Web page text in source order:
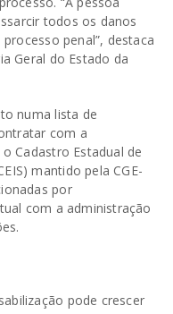
todos os danos
penal”, destaca
Geral do Estado da
numa lista de
com a
o Cadastro Estadual de
mantido pela CGE-
por
com a administração
pode crescer